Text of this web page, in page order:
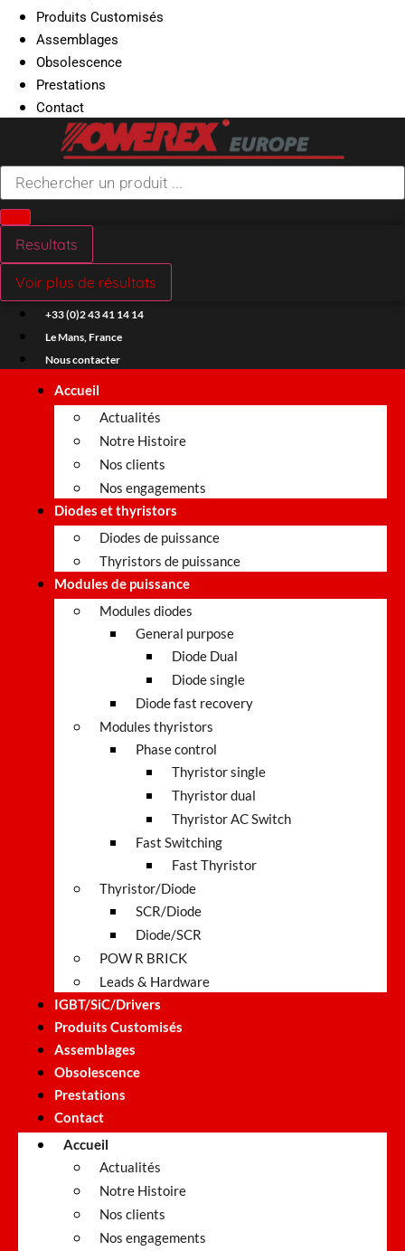
Produits Customisés
Assemblages
Obsolescence
Prestations
Contact
Search
Resultats
Voir plus de résultats
+33 (0)2 43 41 14 14
Le Mans, France
Nous contacter
Accueil
Actualités
Notre Histoire
Nos clients
Nos engagements
Diodes et thyristors
Diodes de puissance
Thyristors de puissance
Modules de puissance
Modules diodes
General purpose
Diode Dual
Diode single
Diode fast recovery
Modules thyristors
Phase control
Thyristor single
Thyristor dual
Thyristor AC Switch
Fast Switching
Fast Thyristor
Thyristor/Diode
SCR/Diode
Diode/SCR
POW R BRICK
Leads & Hardware
IGBT/SiC/Drivers
Produits Customisés
Assemblages
Obsolescence
Prestations
Contact
Accueil
Actualités
Notre Histoire
Nos clients
Nos engagements